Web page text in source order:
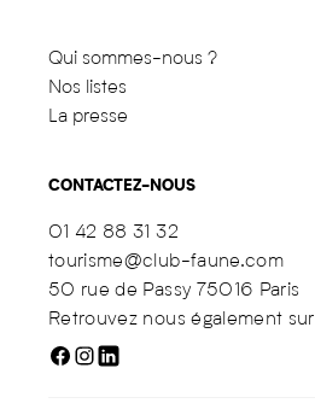
Qui sommes-nous ?
Nos listes
La presse
CONTACTEZ-NOUS
01 42 88 31 32
tourisme@club-faune.com
50 rue de Passy 75016 Paris
Retrouvez nous également sur